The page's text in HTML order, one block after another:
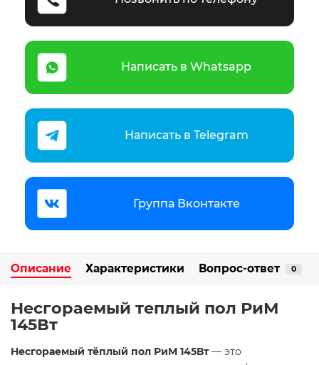
Написать в Whatsapp
Написать в Telegram
Группа Вконтакте
Описание Характеристики Вопрос-ответ 0
Несгораемый теплый пол РиМ
145Вт
Несгораемый тёплый пол РиМ 145Вт— это